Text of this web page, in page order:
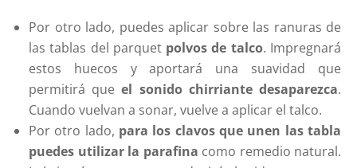
Por otro lado, puedes aplicar sobre las ranuras de
las tablas del parquet polvos de talco. Impregnará
estos huecos y aportará una suavidad que
permitirá queel sonido chirriante desaparezca.
Cuando vuelvan a sonar, vuelve a aplicar el talco.
Por otro lado, para los clavos que unen las tabla
puedes utilizar la parafina como remedio natural.